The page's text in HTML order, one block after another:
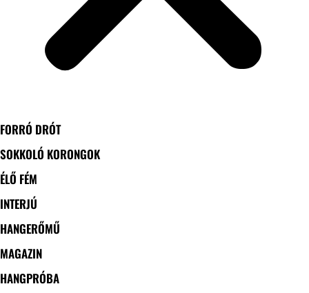
FORRÓ DRÓT
SOKKOLÓ KORONGOK
ÉLŐ FÉM
INTERJÚ
HANGERŐMŰ
MAGAZIN
HANGPRÓBA